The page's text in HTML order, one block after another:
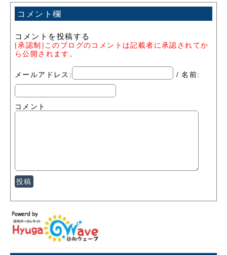
コメント欄
コメントを投稿する
[承認制]このブログのコメントは記載者に承認されてか
ら公開されます。
メールアドレス: / 名前:
コメント